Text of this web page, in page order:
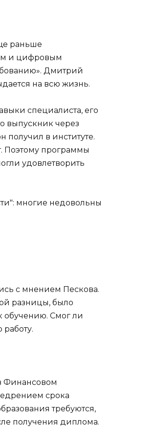
раньше
и цифровым
Дмитрий
на всю жизнь.
специалиста, его
выпускник через
получил в институте.
Поэтому программы
удовлетворить
с мнением Пескова.
разницы, было
обучению. Смог ли
Финансовом
срока
требуются,
получения диплома.